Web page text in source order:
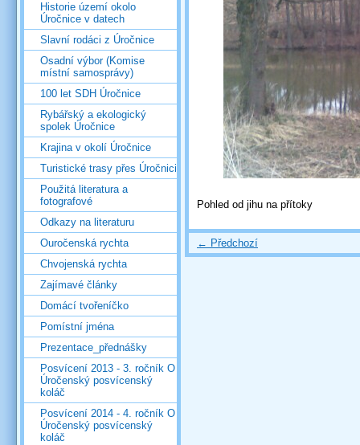
Pohled od jihu na přítoky
← Předchozí
Historie území okolo
Úročnice v datech
Slavní rodáci z Úročnice
Osadní výbor (Komise
místní samosprávy)
100 let SDH Úročnice
Rybářský a ekologický
spolek Úročnice
Krajina v okolí Úročnice
Turistické trasy přes Úročnici
Použitá literatura a
fotografové
Odkazy na literaturu
Ouročenská rychta
Chvojenská rychta
Zajímavé články
Domácí tvořeníčko
Pomístní jména
Prezentace_přednášky
Posvícení 2013 - 3. ročník O
Úročenský posvícenský
koláč
Posvícení 2014 - 4. ročník O
Úročenský posvícenský
koláč